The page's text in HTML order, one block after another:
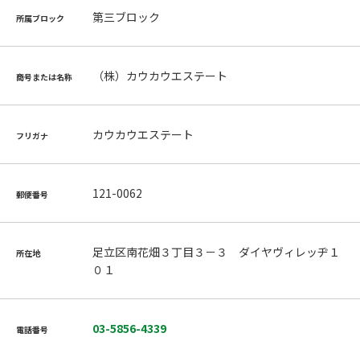
所属ブロック 第三ブロック
商号または名称 （株）カウカウエステート
フリガナ カウカウエステート
郵便番号 121-0062
所在地
足立区南花畑３丁目３－３ ダイヤヴィレッヂ１
０１
電話番号 03-5856-4339